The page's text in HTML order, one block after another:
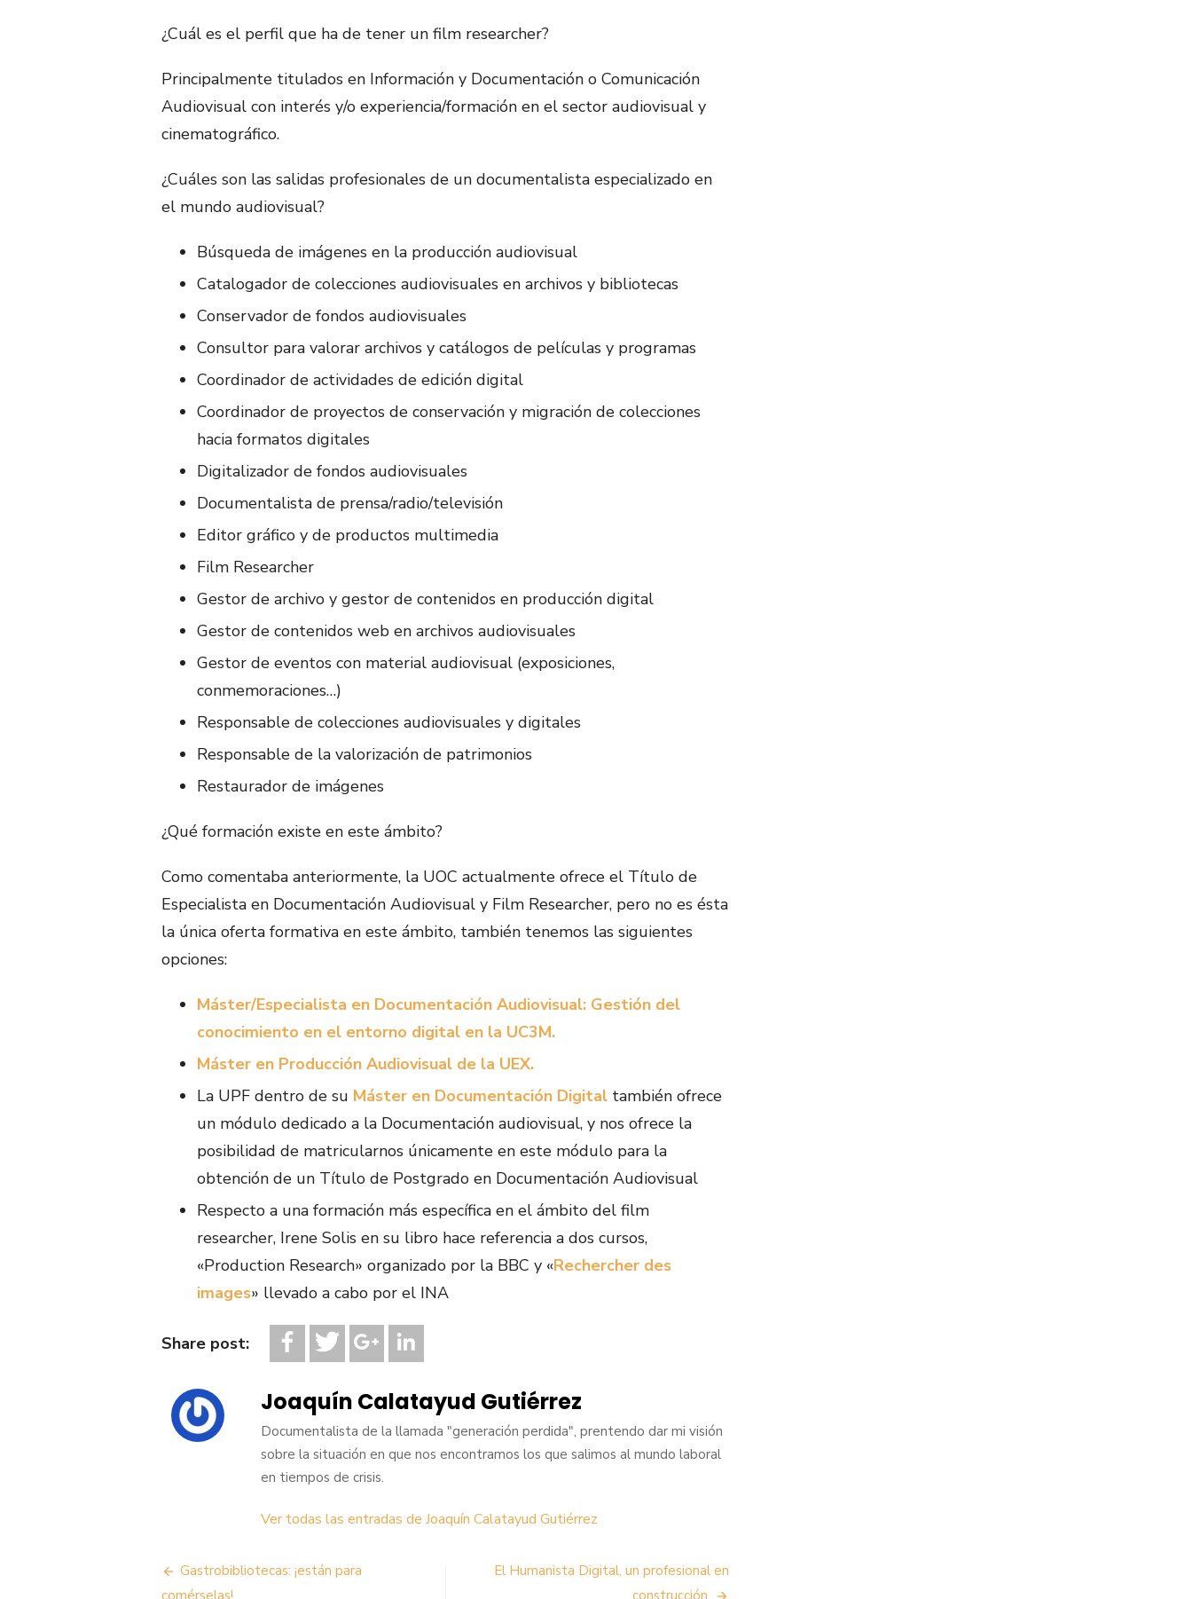
¿Cuál es el perfil que ha de tener un film researcher?
Principalmente titulados en Información y Documentación o Comunicación
Audiovisual con interés y/o experiencia/formación en el sector audiovisual y
cinematográfico.
¿Cuáles son las salidas profesionales de un documentalista especializado en
el mundo audiovisual?
Búsqueda de imágenes en la producción audiovisual
Catalogador de colecciones audiovisuales en archivos y bibliotecas
Conservador de fondos audiovisuales
Consultor para valorar archivos y catálogos de películas y programas
Coordinador de actividades de edición digital
Coordinador de proyectos de conservación y migración de colecciones
hacia formatos digitales
Digitalizador de fondos audiovisuales
Documentalista de prensa/radio/televisión
Editor gráfico y de productos multimedia
Film Researcher
Gestor de archivo y gestor de contenidos en producción digital
Gestor de contenidos web en archivos audiovisuales
Gestor de eventos con material audiovisual (exposiciones,
conmemoraciones…)
Responsable de colecciones audiovisuales y digitales
Responsable de la valorización de patrimonios
Restaurador de imágenes
¿Qué formación existe en este ámbito?
Como comentaba anteriormente, la UOC actualmente ofrece el Título de
Especialista en Documentación Audiovisual y Film Researcher, pero no es ésta
la única oferta formativa en este ámbito, también tenemos las siguientes
opciones:
Máster/Especialista en Documentación Audiovisual: Gestión del
conocimiento en el entorno digital en la UC3M.
Máster en Producción Audiovisual de la UEX.
La UPF dentro de su Máster en Documentación Digital también ofrece
un módulo dedicado a la Documentación audiovisual, y nos ofrece la
posibilidad de matricularnos únicamente en este módulo para la
obtención de un Título de Postgrado en Documentación Audiovisual
Respecto a una formación más específica en el ámbito del film
researcher, Irene Solis en su libro hace referencia a dos cursos,
«Production Research» organizado por la BBC y «Rechercher des
images» llevado a cabo por el INA
Share post:
Joaquín Calatayud Gutiérrez
Documentalista de la llamada "generación perdida", prentendo dar mi visión
sobre la situación en que nos encontramos los que salimos al mundo laboral
en tiempos de crisis.
Ver todas las entradas de Joaquín Calatayud Gutiérrez
Navegación
Gastrobibliotecas: ¡están para
El Humanista Digital, un profesional en